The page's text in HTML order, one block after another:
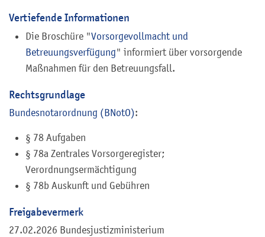
Vertiefende Informationen
Die Broschüre "Vorsorgevollmacht und
Betreuungsverfügung" informiert über vorsorgende
Maßnahmen für den Betreuungsfall.
Rechtsgrundlage
Bundesnotarordnung (BNotO):
§ 78 Aufgaben
§ 78a Zentrales Vorsorgeregister;
Verordnungsermächtigung
§ 78b Auskunft und Gebühren
Freigabevermerk
27.02.2026 Bundesjustizministerium